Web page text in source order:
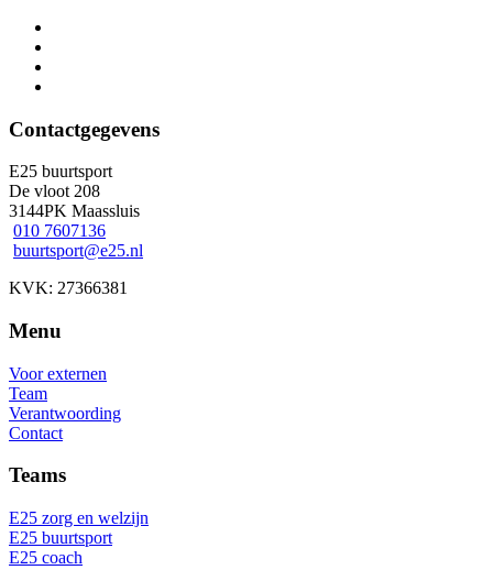
Contactgegevens
E25 buurtsport
De vloot 208
3144PK Maassluis
010 7607136
buurtsport@e25.nl
KVK: 27366381
Menu
Voor externen
Team
Verantwoording
Contact
Teams
E25 zorg en welzijn
E25 buurtsport
E25 coach